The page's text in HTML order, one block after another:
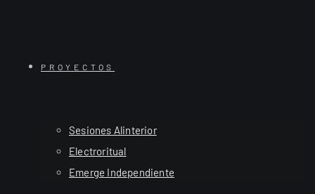
PROYECTOS
Sesiones Alinterior
Electroritual
Emerge Independiente